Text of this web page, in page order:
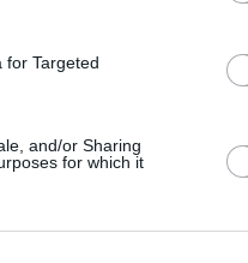
for Targeted
and/or Sharing
for which it
ετικέτας